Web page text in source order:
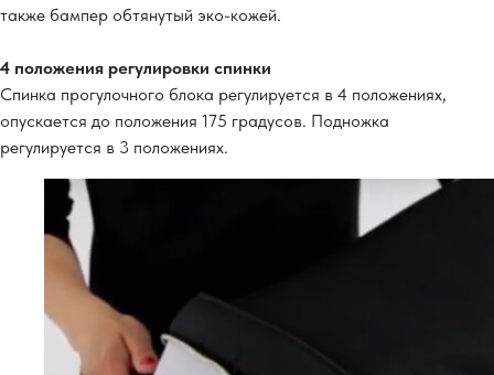
также бампер обтянутый эко-кожей.
4 положения регулировки спинки
Спинка прогулочного блока регулируется в 4 положениях,
опускается до положения 175 градусов. Подножка
регулируется в 3 положениях.